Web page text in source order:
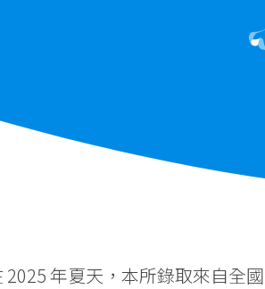
2025 年夏天，本所錄取來自全